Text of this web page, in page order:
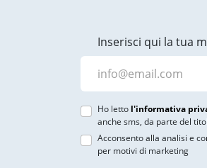
Inserisci qui la tua
Ho letto l'informativa
anche sms, da parte del
Acconsento alla analisi e
per motivi di marketing